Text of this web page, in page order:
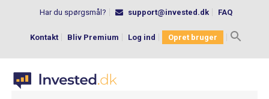
Har du spørgsmål? support@invested.dk FAQ
Kontakt Bliv Premium Log ind Opret bruger
Search